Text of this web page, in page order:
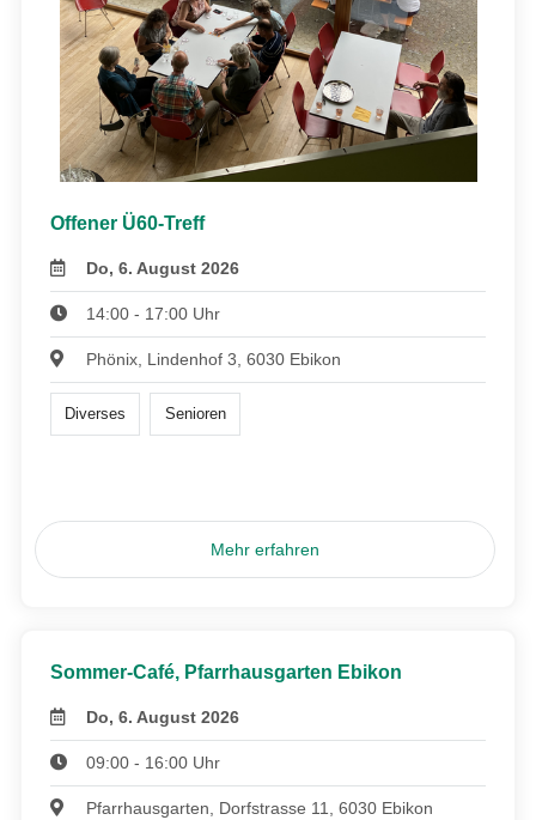
Offener Ü60-Treff
Do, 6. August 2026
14:00 - 17:00 Uhr
Phönix, Lindenhof 3, 6030 Ebikon
Diverses Senioren
Mehr erfahren
Sommer-Café, Pfarrhausgarten Ebikon
Do, 6. August 2026
09:00 - 16:00 Uhr
Pfarrhausgarten, Dorfstrasse 11, 6030 Ebikon